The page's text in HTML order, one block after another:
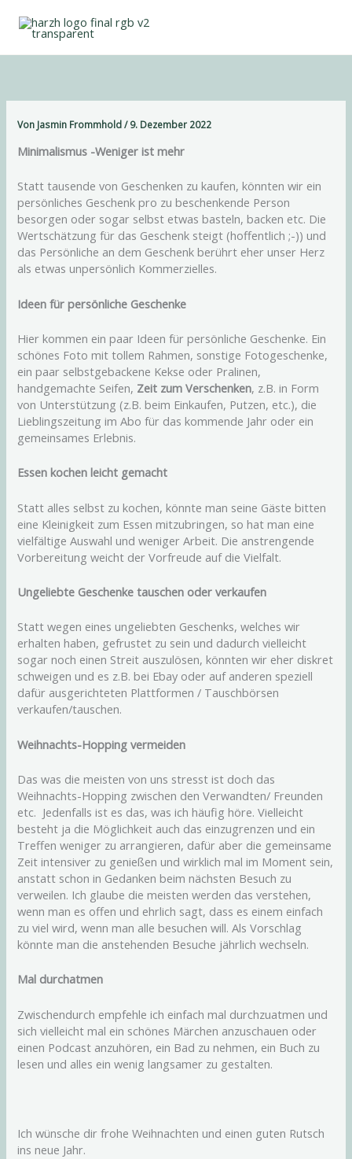
Inhalt
springen
Von Jasmin Frommhold/9. Dezember 2022
Minimalismus -Weniger ist mehr
Statt tausende von Geschenken zu kaufen, könnten wir ein
persönliches Geschenk pro zu beschenkende Person
besorgen oder sogar selbst etwas basteln, backen etc. Die
Wertschätzung für das Geschenk steigt (hoffentlich ;-)) und
das Persönliche an dem Geschenk berührt eher unser Herz
als etwas unpersönlich Kommerzielles.
Ideen für persönliche Geschenke
Hier kommen ein paar Ideen für persönliche Geschenke. Ein
schönes Foto mit tollem Rahmen, sonstige Fotogeschenke,
ein paar selbstgebackene Kekse oder Pralinen,
handgemachte Seifen, Zeit zum Verschenken, z.B. in Form
von Unterstützung (z.B. beim Einkaufen, Putzen, etc.), die
Lieblingszeitung im Abo für das kommende Jahr oder ein
gemeinsames Erlebnis.
Essen kochen leicht gemacht
Statt alles selbst zu kochen, könnte man seine Gäste bitten
eine Kleinigkeit zum Essen mitzubringen, so hat man eine
vielfältige Auswahl und weniger Arbeit. Die anstrengende
Vorbereitung weicht der Vorfreude auf die Vielfalt.
Ungeliebte Geschenke tauschen oder verkaufen
Statt wegen eines ungeliebten Geschenks, welches wir
erhalten haben, gefrustet zu sein und dadurch vielleicht
sogar noch einen Streit auszulösen, könnten wir eher diskret
schweigen und es z.B. bei Ebay oder auf anderen speziell
dafür ausgerichteten Plattformen / Tauschbörsen
verkaufen/tauschen.
Weihnachts-Hopping vermeiden
Das was die meisten von uns stresst ist doch das
Weihnachts-Hopping zwischen den Verwandten/ Freunden
etc. Jedenfalls ist es das, was ich häufig höre. Vielleicht
besteht ja die Möglichkeit auch das einzugrenzen und ein
Treffen weniger zu arrangieren, dafür aber die gemeinsame
Zeit intensiver zu genießen und wirklich mal im Moment sein,
anstatt schon in Gedanken beim nächsten Besuch zu
verweilen. Ich glaube die meisten werden das verstehen,
wenn man es offen und ehrlich sagt, dass es einem einfach
zu viel wird, wenn man alle besuchen will. Als Vorschlag
könnte man die anstehenden Besuche jährlich wechseln.
Mal durchatmen
Zwischendurch empfehle ich einfach mal durchzuatmen und
sich vielleicht mal ein schönes Märchen anzuschauen oder
einen Podcast anzuhören, ein Bad zu nehmen, ein Buch zu
lesen und alles ein wenig langsamer zu gestalten.
Ich wünsche dir frohe Weihnachten und einen guten Rutsch
ins neue Jahr.